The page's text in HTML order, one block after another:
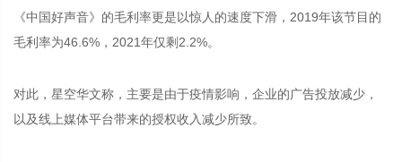
《中国好声音》的毛利率更是以惊人的速度下滑，2019年该节目的
毛利率为46.6%，2021年仅剩2.2%。
对此，星空华文称，主要是由于疫情影响，企业的广告投放减少，
以及线上媒体平台带来的授权收入减少所致。